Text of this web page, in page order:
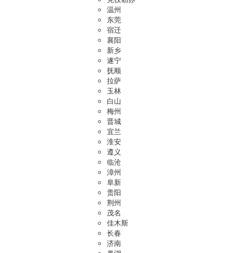
温州
东莞
宿迁
襄阳
新乡
遂宁
抚顺
拉萨
玉林
白山
梅州
晋城
宜兰
淮安
遵义
临沧
漳州
阜新
贵阳
荆州
茂名
佳木斯
长春
济南